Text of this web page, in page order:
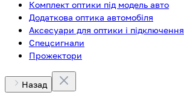
Комплект оптики під модель авто
Додаткова оптика автомобіля
Аксесуари для оптики і підключення
Спецсигнали
Прожектори
Назад